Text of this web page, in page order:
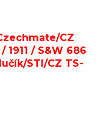
CZ
1911 / S&W 686
STI/CZ TS-